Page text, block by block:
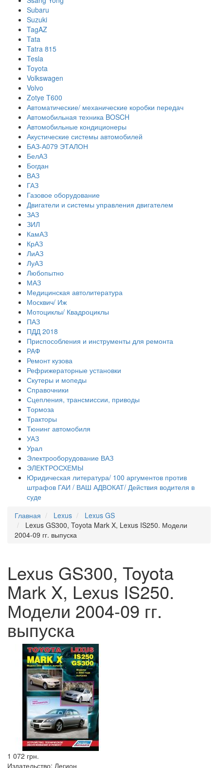
Subaru
Suzuki
TagAZ
Tata
Tatra 815
Tesla
Toyota
Volkswagen
Volvo
Zotye T600
Автоматические/ механические коробки передач
Автомобильная техника BOSCH
Автомобильные кондиционеры
Акустические системы автомобилей
БАЗ-А079 ЭТАЛОН
БелАЗ
Богдан
ВАЗ
ГАЗ
Газовое оборудование
Двигатели и системы управления двигателем
ЗАЗ
ЗИЛ
КамАЗ
КрАЗ
ЛиАЗ
ЛуАЗ
Любопытно
МАЗ
Медицинская автолитература
Москвич/ Иж
Мотоциклы/ Квадроциклы
ПАЗ
ПДД 2018
Приспособления и инструменты для ремонта
РАФ
Ремонт кузова
Рефрижераторные установки
Скутеры и мопеды
Справочники
Сцепления, трансмиссии, приводы
Тормоза
Тракторы
Тюнинг автомобиля
УАЗ
Урал
Электрооборудование ВАЗ
ЭЛЕКТРОСХЕМЫ
Юридическая литература/ 100 аргументов против
штрафов ГАИ / ВАШ АДВОКАТ/ Действия водителя в
суде
Главная
Lexus
Lexus GS
Lexus GS300, Toyota Mark X, Lexus IS250. Модели
2004-09 гг. выпуска
Lexus GS300, Toyota
Mark X, Lexus IS250.
Модели 2004-09 гг.
выпуска
1 072 грн.
Издательство: Легион